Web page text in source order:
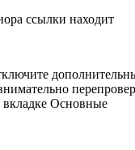
ссылки находит
вкладке Основные